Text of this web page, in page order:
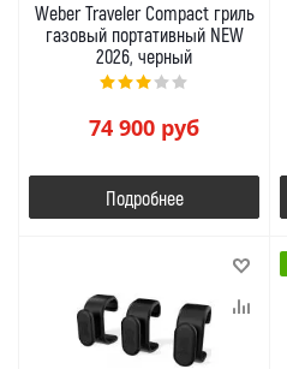
Weber Traveler Compact гриль
газовый портативный NEW
2026, черный
74 900 руб
Подробнее